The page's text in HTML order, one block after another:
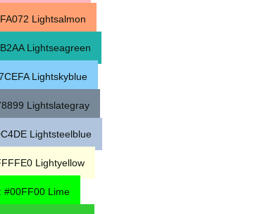
Lightsalmon
Lightseagreen
Lightskyblue
Lightslategray
Lightsteelblue
Lightyellow
#00FF00 Lime